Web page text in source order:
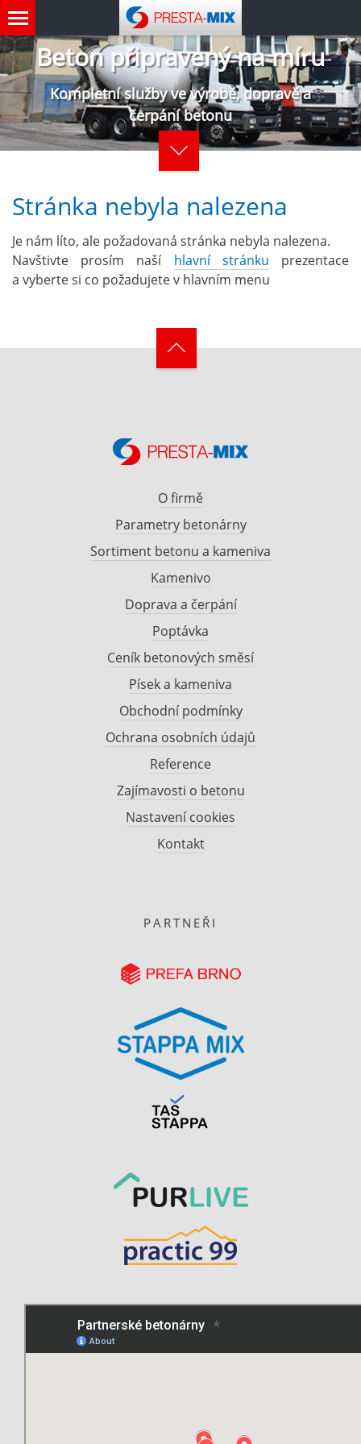
Beton připravený na míru
Kompletní služby ve výrobě, dopravě a
čerpání betonu
Stránka nebyla nalezena
Je nám líto, ale požadovaná stránka nebyla nalezena.
Navštivte prosím naší hlavní stránku prezentace
a vyberte si co požadujete v hlavním menu
O firmě
Parametry betonárny
Sortiment betonu a kameniva
Kamenivo
Doprava a čerpání
Poptávka
Ceník betonových směsí
Písek a kameniva
Obchodní podmínky
Ochrana osobních údajů
Reference
Zajímavosti o betonu
Nastavení cookies
Kontakt
PARTNEŘI